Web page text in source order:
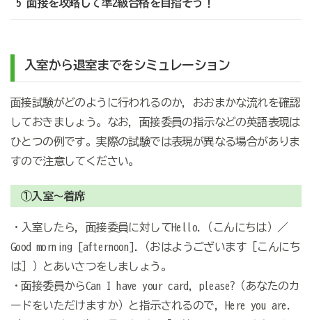
5 面接を攻略して準2級合格を目指そう！
入室から退室までをシミュレーション
面接試験がどのように行われるのか，おおまかな流れを確認
しておきましょう。なお，面接委員の指示などの英語表現は
ひとつの例です。実際の試験では表現が異なる場合がありま
すので注意してください。
①入室～着席
・入室したら，面接委員に対してHello.（こんにちは）／
Good morning [afternoon].（おはようございます［こんにち
は］）とあいさつをしましょう。
・面接委員からCan I have your card, please?（あなたのカ
ードをいただけますか）と指示されるので，Here you are.